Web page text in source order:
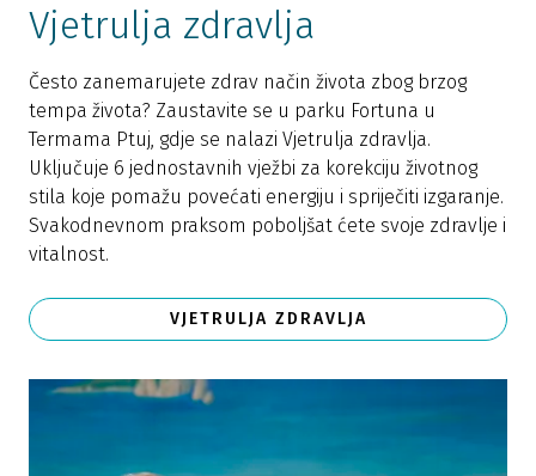
Vjetrulja zdravlja
Često zanemarujete zdrav način života zbog brzog
tempa života? Zaustavite se u parku Fortuna u
Termama Ptuj, gdje se nalazi Vjetrulja zdravlja.
Uključuje 6 jednostavnih vježbi za korekciju životnog
stila koje pomažu povećati energiju i spriječiti izgaranje.
Svakodnevnom praksom poboljšat ćete svoje zdravlje i
vitalnost.
VJETRULJA ZDRAVLJA